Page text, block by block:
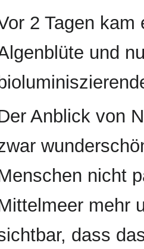
2 Tagen
und
Anblick von
nicht
mehr
dass